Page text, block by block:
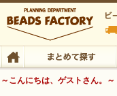
ビーズファクトリー ビーズ・
～こんにちは、ゲストさん。～